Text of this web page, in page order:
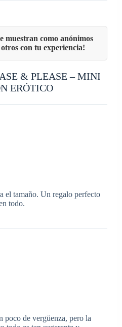
& PLEASE – MINI
ERÓTICO
el tamaño. Un regalo perfecto
todo.
poco de vergüenza, pero la